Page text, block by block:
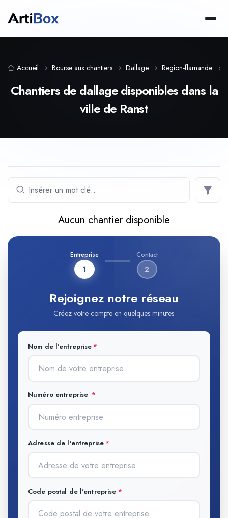
Accueil Bourse aux chantiers Dallage Region-flamande
Chantiers de dallage disponibles dans la
ville de Ranst
Aucun chantier disponible
Entreprise
1
Contact
2
Rejoignez notre réseau
Créez votre compte en quelques minutes
Nom de l'entreprise
Numéro entreprise
Adresse de l'entreprise
Code postal de l'entreprise